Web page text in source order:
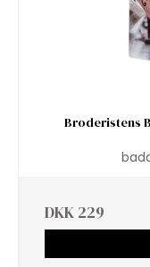
Broderistens
DKK 229